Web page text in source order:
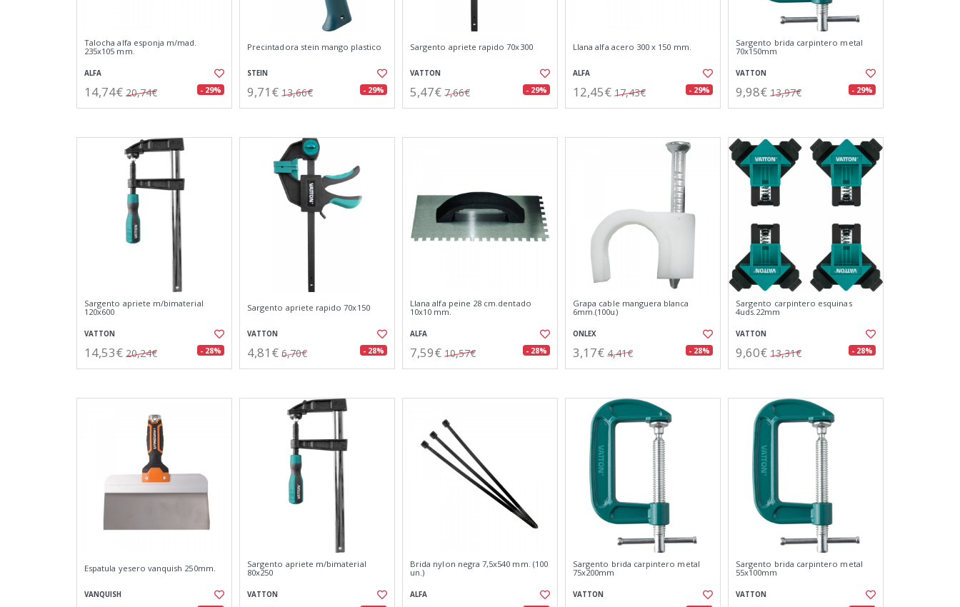
Talocha alfa esponja m/mad.
235x105 mm.
ALFA
14,74€ 20,74€ - 29%
Precintadora stein mango plastico
STEIN
9,71€ 13,66€ - 29%
Sargento apriete rapido 70x300
VATTON
5,47€ 7,66€ - 29%
Llana alfa acero 300 x 150 mm.
ALFA
12,45€ 17,43€ - 29%
Sargento brida carpintero metal
70x150mm
VATTON
9,98€ 13,97€ - 29%
Sargento apriete m/bimaterial
120x600
VATTON
14,53€ 20,24€ - 28%
Sargento apriete rapido 70x150
VATTON
4,81€ 6,70€ - 28%
Llana alfa peine 28 cm.dentado
10x10 mm.
ALFA
7,59€ 10,57€ - 28%
Grapa cable manguera blanca
6mm.(100u)
ONLEX
3,17€ 4,41€ - 28%
Sargento carpintero esquinas
4uds.22mm
VATTON
9,60€ 13,31€ - 28%
Espatula yesero vanquish 250mm.
VANQUISH
Sargento apriete m/bimaterial
80x250
VATTON
Brida nylon negra 7,5x540 mm. (100
un.)
ALFA
Sargento brida carpintero metal
75x200mm
VATTON
Sargento brida carpintero metal
55x100mm
VATTON